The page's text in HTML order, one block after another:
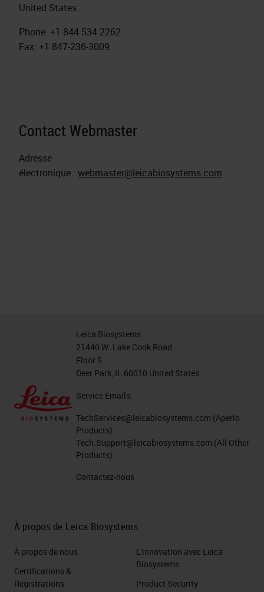
United States
Phone: +1 844 534 2262
Fax: +1 847-236-3009
Contact Webmaster
Adresse
électronique : webmaster@leicabiosystems.com
Leica Biosystems
21440 W. Lake Cook Road
Floor 5
Deer Park, IL 60010 United States
Service Emails:
TechServices@leicabiosystems.com (Aperio
Products)
Tech.Support@leicabiosystems.com (All Other
Products)
Contactez-nous
À propos de Leica Biosystems
À propos de nous
Certifications &
Registrations
L'innovation avec Leica
Biosystems
Product Security